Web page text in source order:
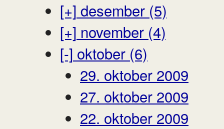
[+] desember (5)
[+] november (4)
[-] oktober (6)
29. oktober 2009
27. oktober 2009
22. oktober 2009